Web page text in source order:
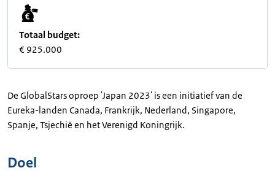
Totaal budget:
€ 925.000
De GlobalStars oproep 'Japan 2023' is een initiatief van de
Eureka-landen Canada, Frankrijk, Nederland, Singapore,
Spanje, Tsjechië en het Verenigd Koningrijk.
Doel